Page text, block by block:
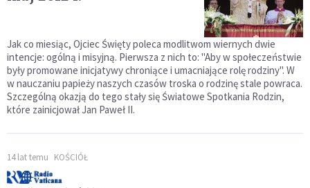
Jak co miesiąc, Ojciec Święty poleca modlitwom wiernych dwie
intencje: ogólną i misyjną. Pierwsza z nich to: "Aby w społeczeństwie
były promowane inicjatywy chroniące i umacniające rolę rodziny". W
w nauczaniu papieży naszych czasów troska o rodzinę stale powraca.
Szczególną okazją do tego stały się Światowe Spotkania Rodzin,
które zainicjował Jan Paweł II.
14 lat temu KOŚCIÓŁ